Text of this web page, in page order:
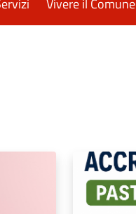
Vivere il Comune